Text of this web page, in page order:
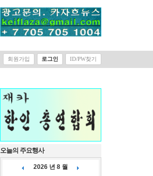
회원가입 로그인 ID/PW찾기
오늘의 주요행사
2026 년 8 월